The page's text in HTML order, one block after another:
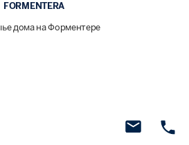
FORMENTERA
дома на Форментере